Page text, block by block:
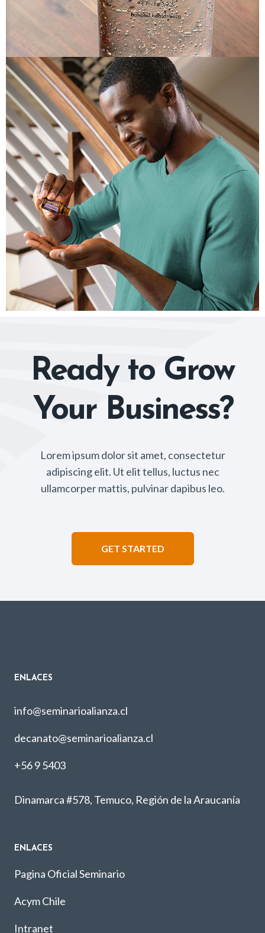
Ready to Grow
Your Business?
Lorem ipsum dolor sit amet, consectetur
adipiscing elit. Ut elit tellus, luctus nec
ullamcorper mattis, pulvinar dapibus leo.
GET STARTED
ENLACES
info@seminarioalianza.cl
decanato@seminarioalianza.cl
+56 9 5403
Dinamarca #578, Temuco, Región de la Araucanía
ENLACES
Pagina Oficial Seminario
Acym Chile
Intranet